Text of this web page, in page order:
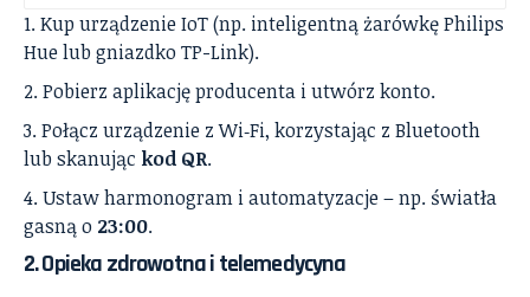
Kup urządzenie IoT (np. inteligentną żarówkę Philips
Hue lub gniazdko TP-Link).
Pobierz aplikację producenta i utwórz konto.
Połącz urządzenie z Wi‑Fi, korzystając z Bluetooth
lub skanując kod QR.
Ustaw harmonogram i automatyzacje – np. światła
gasną o 23:00.
2. Opieka zdrowotna i telemedycyna